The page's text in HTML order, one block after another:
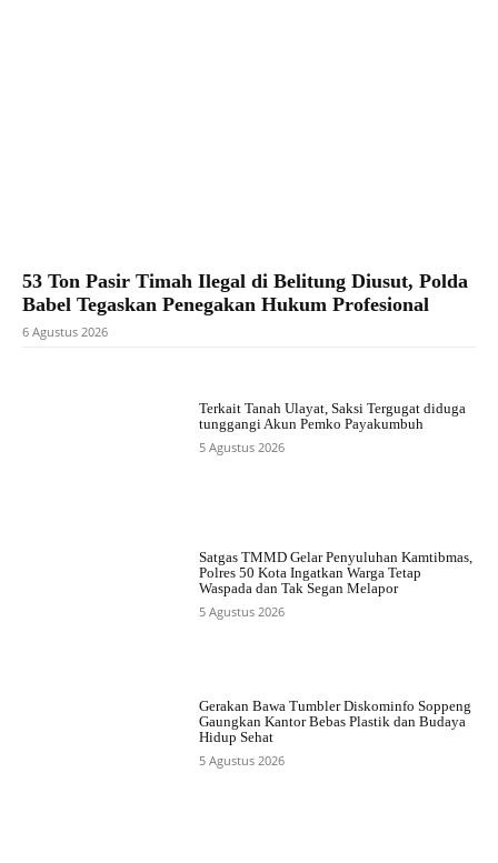
53 Ton Pasir Timah Ilegal di Belitung Diusut, Polda
Babel Tegaskan Penegakan Hukum Profesional
6 Agustus 2026
Terkait Tanah Ulayat, Saksi Tergugat diduga
tunggangi Akun Pemko Payakumbuh
5 Agustus 2026
Satgas TMMD Gelar Penyuluhan Kamtibmas,
Polres 50 Kota Ingatkan Warga Tetap
Waspada dan Tak Segan Melapor
5 Agustus 2026
Gerakan Bawa Tumbler Diskominfo Soppeng
Gaungkan Kantor Bebas Plastik dan Budaya
Hidup Sehat
5 Agustus 2026